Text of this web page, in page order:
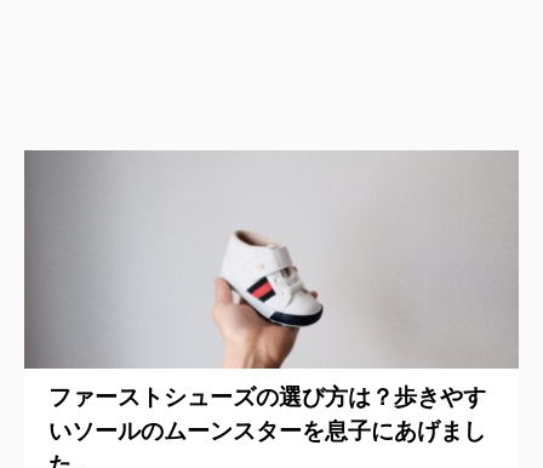
ファーストシューズの選び方は？歩きやす
いソールのムーンスターを息子にあげまし